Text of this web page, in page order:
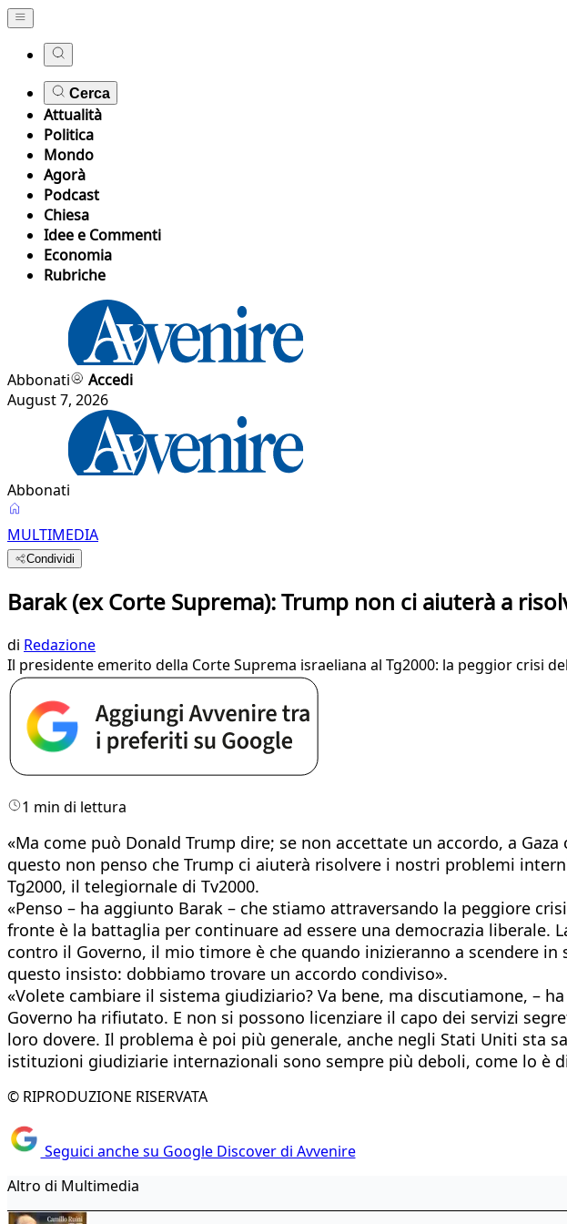
Cerca
Attualità
Politica
Mondo
Agorà
Podcast
Chiesa
Idee e Commenti
Economia
Rubriche
Abbonati
Accedi
August 7, 2026
Abbonati
MULTIMEDIA
Condividi
Barak (ex Corte Suprema): Trump non ci aiuterà a
di Redazione
Il presidente emerito della Corte Suprema israeliana al Tg2000: la peggior crisi
1 min di lettura
«Ma come può Donald Trump dire; se non accettate un accordo, a
questo non penso che Trump ci aiuterà risolvere i nostri problemi
Tg2000, il telegiornale di Tv2000.
«Penso – ha aggiunto Barak – che stiamo attraversando la peggiore
fronte è la battaglia per continuare ad essere una democrazia liberale.
contro il Governo, il mio timore è che quando inizieranno a scendere
questo insisto: dobbiamo trovare un accordo condiviso».
«Volete cambiare il sistema giudiziario? Va bene, ma discutiamone, –
Governo ha rifiutato. E non si possono licenziare il capo dei servizi
loro dovere. Il problema è poi più generale, anche negli Stati Uniti
istituzioni giudiziarie internazionali sono sempre più deboli, come lo è
© RIPRODUZIONE RISERVATA
Seguici anche su Google Discover di Avvenire
Altro di Multimedia